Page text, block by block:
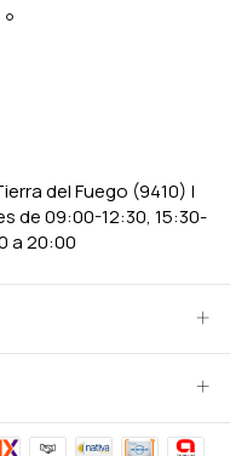
del Fuego (9410) |
de 09:00-12:30, 15:30-
a 20:00